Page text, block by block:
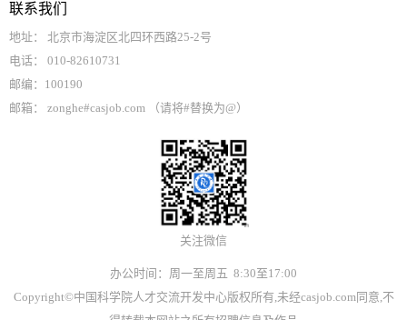
联系我们
地址： 北京市海淀区北四环西路25-2号
电话： 010-82610731
邮编：100190
邮箱： zonghe#casjob.com （请将#替换为@）
关注微信
办公时间：周一至周五 8:30至17:00
Copyright©中国科学院人才交流开发中心版权所有,未经casjob.com同意,不